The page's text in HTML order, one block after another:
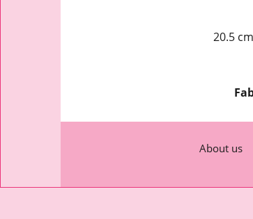
20.5
About us